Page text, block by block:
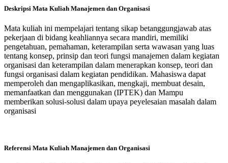
Deskripsi Mata Kuliah Manajemen dan Organisasi
Mata kuliah ini mempelajari tentang sikap betanggungjawab atas
pekerjaan di bidang keahliannya secara mandiri, memiliki
pengetahuan, pemahaman, keterampilan serta wawasan yang luas
tentang konsep, prinsip dan teori fungsi manajemen dalam kegiatan
organisasi dan keterampilan dalam menerapkan konsep, teori dan
fungsi organisasi dalam kegiatan pendidikan. Mahasiswa dapat
memperoleh dan mengaplikasikan, mengkaji, membuat desain,
memanfaatkan dan menggunakan (IPTEK) dan Mampu
memberikan solusi-solusi dalam upaya peyelesaian masalah dalam
organisasi
Referensi Mata Kuliah Manajemen dan Organisasi